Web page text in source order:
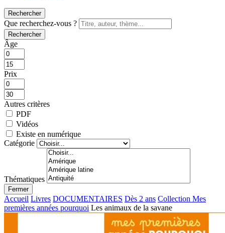
Rechercher
Que recherchez-vous ?
Rechercher
Âge
Prix
Autres critères
PDF
Vidéos
Existe en numérique
Catégorie
Thématiques
Fermer
Accueil Livres DOCUMENTAIRES Dès 2 ans Collection Mes
premières années pourquoi Les animaux de la savane